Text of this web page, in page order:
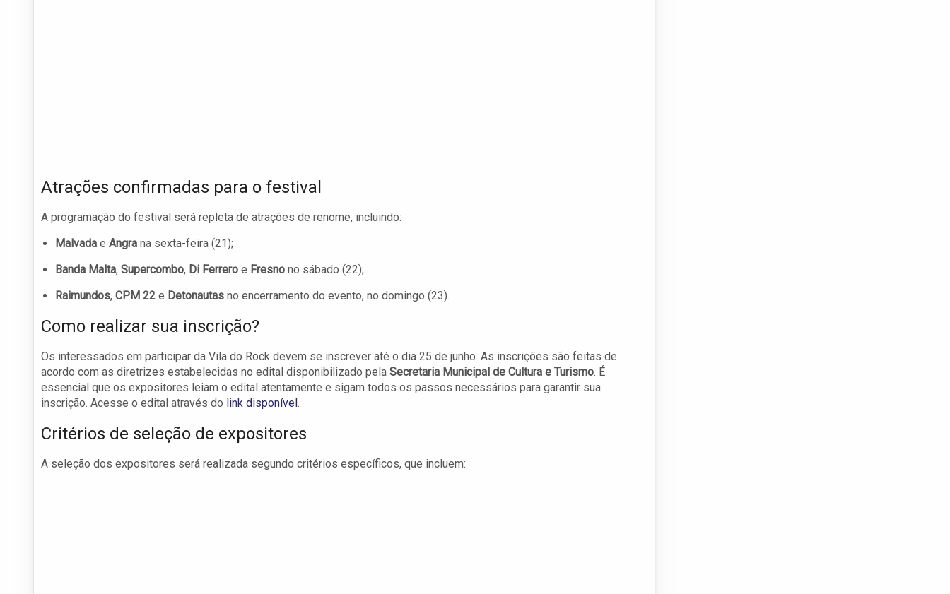
Atrações confirmadas para o festival
A programação do festival será repleta de atrações de renome, incluindo:
Malvada e Angra na sexta-feira (21);
Banda Malta, Supercombo, Di Ferrero e Fresno no sábado (22);
Raimundos, CPM 22 e Detonautas no encerramento do evento, no domingo (23).
Como realizar sua inscrição?
Os interessados em participar da Vila do Rock devem se inscrever até o dia 25 de junho. As inscrições são feitas de
acordo com as diretrizes estabelecidas no edital disponibilizado pela Secretaria Municipal de Cultura e Turismo. É
essencial que os expositores leiam o edital atentamente e sigam todos os passos necessários para garantir sua
inscrição. Acesse o edital através do link disponível.
Critérios de seleção de expositores
A seleção dos expositores será realizada segundo critérios específicos, que incluem: